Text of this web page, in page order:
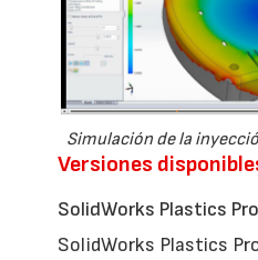
Simulación de la
Versiones
SolidWorks Plastics
SolidWorks Plastics